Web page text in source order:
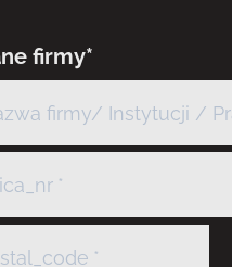
firmy/ Instytucji /
firmy*